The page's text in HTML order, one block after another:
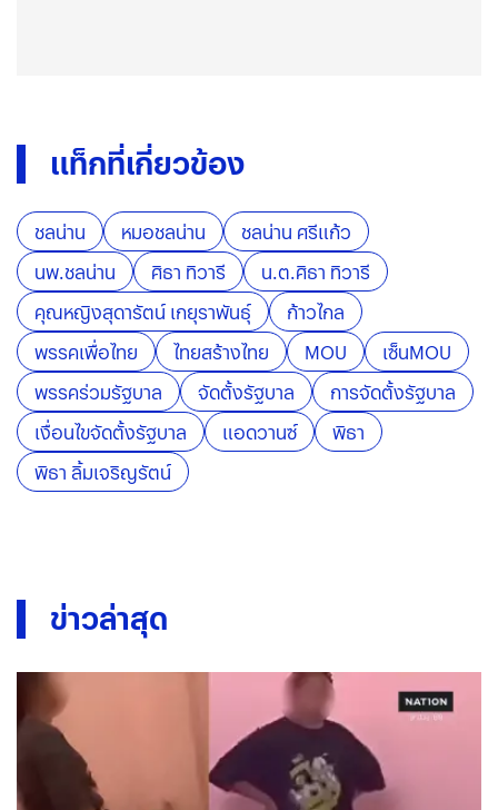
แท็กที่เกี่ยวข้อง
ชลน่าน หมอชลน่าน
ชลน่าน ศรีแก้ว
นพ.ชลน่าน
ศิธา ทิวารี
น.ต.ศิธา ทิวารี
คุณหญิงสุดารัตน์ เกยุราพันธุ์
ก้าวไกล
พรรคเพื่อไทย
ไทยสร้างไทย MOU
เซ็นMOU
พรรคร่วมรัฐบาล
จัดตั้งรัฐบาล
การจัดตั้งรัฐบาล
เงื่อนไขจัดตั้งรัฐบาล
แอดวานซ์
พิธา
พิธา ลิ้มเจริญรัตน์
ข่าวล่าสุด